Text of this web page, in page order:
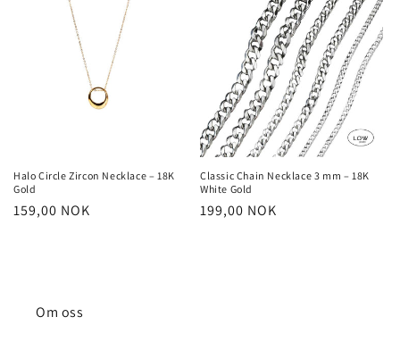
Halo Circle Zircon Necklace – 18K
Gold
Vanlig
159,00 NOK
Classic Chain Necklace 3 mm – 18K
White Gold
Vanlig
199,00 NOK
Om oss